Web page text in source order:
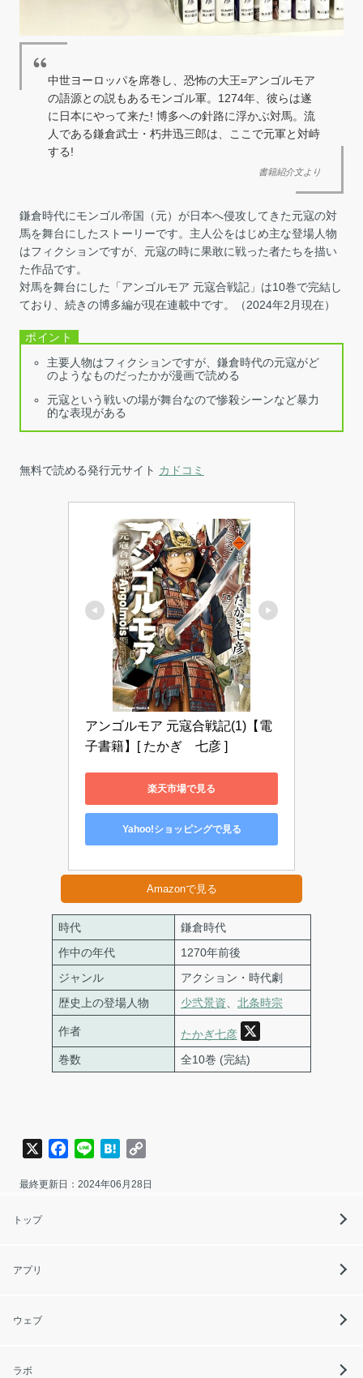
中世ヨーロッパを席巻し、恐怖の大王=アンゴルモア
の語源との説もあるモンゴル軍。1274年、彼らは遂
に日本にやって来た! 博多への針路に浮かぶ対馬。流
人である鎌倉武士・朽井迅三郎は、ここで元軍と対峙
する!
書籍紹介文より
鎌倉時代にモンゴル帝国（元）が日本へ侵攻してきた元寇の対
馬を舞台にしたストーリーです。主人公をはじめ主な登場人物
はフィクションですが、元寇の時に果敢に戦った者たちを描い
た作品です。
対馬を舞台にした「アンゴルモア 元寇合戦記」は10巻で完結し
ており、続きの博多編が現在連載中です。（2024年2月現在）
主要人物はフィクションですが、鎌倉時代の元寇がど
のようなものだったかが漫画で読める
元寇という戦いの場が舞台なので惨殺シーンなど暴力
的な表現がある
無料で読める発行元サイト カドコミ
アンゴルモア 元寇合戦記(1)【電
子書籍】[ たかぎ　七彦 ]
楽天市場で見る
Yahoo!ショッピングで見る
Amazonで見る
時代
鎌倉時代
作中の年代
1270年前後
ジャンル
アクション・時代劇
歴史上の登場人物
少弐景資、 北条時宗
作者
たかぎ七彦
巻数
全10巻 (完結)
Facebook
Line Hatena
最終更新日：2024年06月28日
トップ
アプリ
ウェブ
ラボ